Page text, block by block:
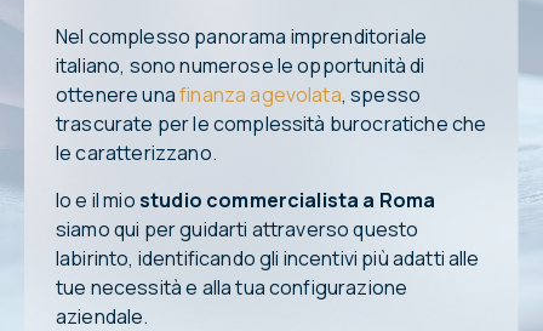
Nel complesso panorama imprenditoriale
italiano, sono numerose le opportunità di
ottenere unafinanza agevolata, spesso
trascurate per le complessità burocratiche che
le caratterizzano.
Io e il miostudio commercialista a Roma
siamo qui per guidarti attraverso questo
labirinto, identificando gli incentivi più adatti alle
tue necessità e alla tua configurazione
aziendale.